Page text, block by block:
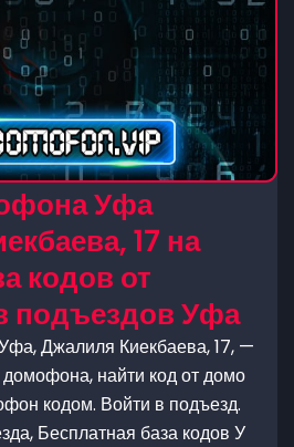
Уфа
17 на
кодов от
подъездов Уфа
Джалиля Киекбаева, 17, —
найти код от домо
кодом. Войти в подъезд.
Бесплатная база кодов У